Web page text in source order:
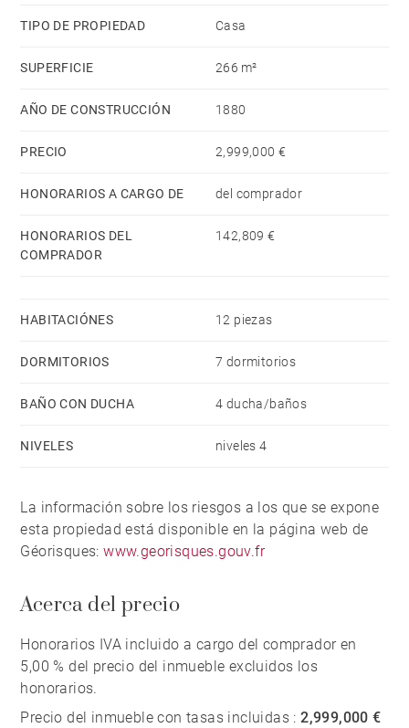
TIPO DE PROPIEDAD Casa
SUPERFICIE 266 m²
AÑO DE CONSTRUCCIÓN 1880
PRECIO 2,999,000 €
HONORARIOS A CARGO DE del comprador
HONORARIOS DEL
COMPRADOR
142,809 €
HABITACIÓNES 12 piezas
DORMITORIOS 7 dormitorios
BAÑO CON DUCHA 4 ducha/baños
NIVELES niveles 4
La información sobre los riesgos a los que se expone
esta propiedad está disponible en la página web de
Géorisques:www.georisques.gouv.fr
Acerca del precio
Honorarios IVA incluido a cargo del comprador en
5,00 % del precio del inmueble excluidos los
honorarios.
Precio del inmueble con tasas incluidas :2,999,000 €